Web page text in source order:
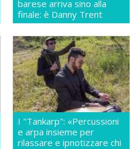
barese arriva sino alla
finale: è Danny Trent
I "Tankarp": «Percussioni
e arpa insieme per
rilassare e ipnotizzare chi